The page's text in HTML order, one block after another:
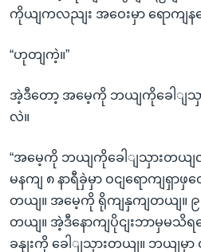
ကိုယျကလညျး အဝေးမှာ ရောကျ
“ဟုတျကဲ့။”
အဲ့ဒီတော့ အမေ့ကို ဘယျကိုခေါျသှ
လဲ။
“အမေ့ကို ဘယျကိုခေါျသှားတယ
မနကျ ၈ နာရီခှဲမှာ ဝငျရောကျရှာ
တယျ။ အမေ့ကို ရိုကျနှကျတယျ။ ၉
တယျ။ အဲ့ဒီနောကျပိုငျးဘာမှမသိ
ခနျးကို ခေါျသှားတယျ။ ဘယျ